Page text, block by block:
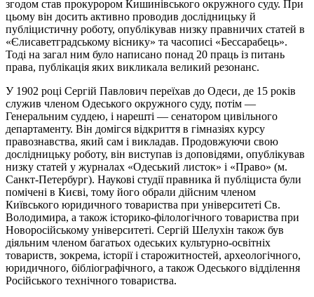
згодом став прокурором Кишинівського окружного суду. При
цьому він досить активно проводив дослідницьку й
публіцистичну роботу, опублікував низку правничих статей в
«Єлисаветградському віснику» та часописі «Бессарабець».
Тоді на загал ним було написано понад 20 праць із питань
права, публікація яких викликала великий резонанс.
У 1902 році Сергій Павлович переїхав до Одеси, де 15 років
служив членом Одеського окружного суду, потім —
Генеральним суддею, і нарешті — сенатором цивільного
департаменту. Він домігся відкриття в гімназіях курсу
правознавства, який сам і викладав. Продовжуючи свою
дослідницьку роботу, він виступав із доповідями, опублікував
низку статей у журналах «Одеський листок» і «Право» (м.
Санкт-Петербург). Наукові студії правника й публіциста були
помічені в Києві, тому його обрали дійсним членом
Київського юридичного товариства при університеті Св.
Володимира, а також історико-філологічного товариства при
Новоросійському університеті. Сергій Шелухін також був
діяльним членом багатьох одеських культурно-освітніх
товариств, зокрема, історіїі старожитностей, археологічного,
юридичного, бібліографічного, а також Одеського відділення
Російського технічного товариства.